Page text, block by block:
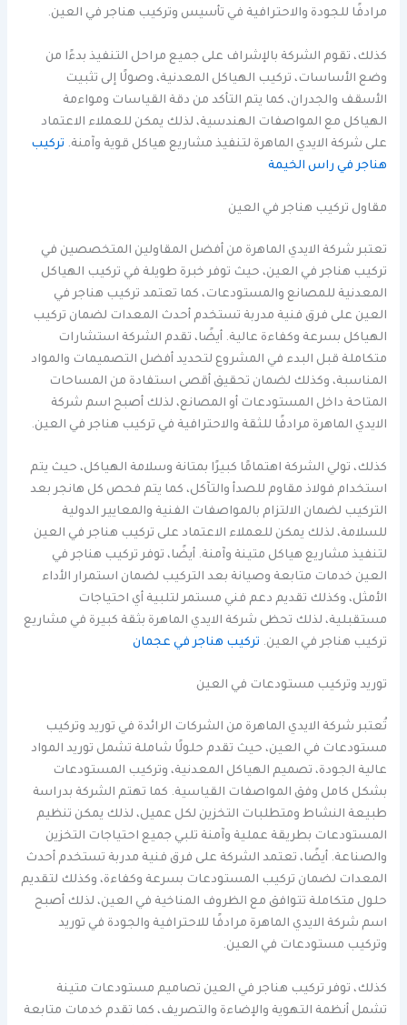
مرادفًا للجودة والاحترافية في تأسيس وتركيب هناجر في العين.
كذلك، تقوم الشركة بالإشراف على جميع مراحل التنفيذ بدءًا من
وضع الأساسات، تركيب الهياكل المعدنية، وصولًا إلى تثبيت
الأسقف والجدران، كما يتم التأكد من دقة القياسات ومواءمة
الهياكل مع المواصفات الهندسية، لذلك يمكن للعملاء الاعتماد
على شركة الايدي الماهرة لتنفيذ مشاريع هياكل قوية وآمنة. تركيب
هناجر في راس الخيمة
مقاول تركيب هناجر في العين
تعتبر شركة الايدي الماهرة من أفضل المقاولين المتخصصين في
تركيب هناجر في العين، حيث توفر خبرة طويلة في تركيب الهياكل
المعدنية للمصانع والمستودعات، كما تعتمد تركيب هناجر في
العين على فرق فنية مدربة تستخدم أحدث المعدات لضمان تركيب
الهياكل بسرعة وكفاءة عالية. أيضًا، تقدم الشركة استشارات
متكاملة قبل البدء في المشروع لتحديد أفضل التصميمات والمواد
المناسبة، وكذلك لضمان تحقيق أقصى استفادة من المساحات
المتاحة داخل المستودعات أو المصانع، لذلك أصبح اسم شركة
الايدي الماهرة مرادفًا للثقة والاحترافية في تركيب هناجر في العين.
كذلك، تولي الشركة اهتمامًا كبيرًا بمتانة وسلامة الهياكل، حيث يتم
استخدام فولاذ مقاوم للصدأ والتآكل، كما يتم فحص كل هانجر بعد
التركيب لضمان الالتزام بالمواصفات الفنية والمعايير الدولية
للسلامة، لذلك يمكن للعملاء الاعتماد على تركيب هناجر في العين
لتنفيذ مشاريع هياكل متينة وآمنة. أيضًا، توفر تركيب هناجر في
العين خدمات متابعة وصيانة بعد التركيب لضمان استمرار الأداء
الأمثل، وكذلك تقديم دعم فني مستمر لتلبية أي احتياجات
مستقبلية، لذلك تحظى شركة الايدي الماهرة بثقة كبيرة في مشاريع
تركيب هناجر في العين. تركيب هناجر في عجمان
توريد وتركيب مستودعات في العين
تُعتبر شركة الايدي الماهرة من الشركات الرائدة في توريد وتركيب
مستودعات في العين، حيث تقدم حلولًا شاملة تشمل توريد المواد
عالية الجودة، تصميم الهياكل المعدنية، وتركيب المستودعات
بشكل كامل وفق المواصفات القياسية. كما تهتم الشركة بدراسة
طبيعة النشاط ومتطلبات التخزين لكل عميل، لذلك يمكن تنظيم
المستودعات بطريقة عملية وآمنة تلبي جميع احتياجات التخزين
والصناعة. أيضًا، تعتمد الشركة على فرق فنية مدربة تستخدم أحدث
المعدات لضمان تركيب المستودعات بسرعة وكفاءة، وكذلك لتقديم
حلول متكاملة تتوافق مع الظروف المناخية في العين، لذلك أصبح
اسم شركة الايدي الماهرة مرادفًا للاحترافية والجودة في توريد
وتركيب مستودعات في العين.
كذلك، توفر تركيب هناجر في العين تصاميم مستودعات متينة
تشمل أنظمة التهوية والإضاءة والتصريف، كما تقدم خدمات متابعة